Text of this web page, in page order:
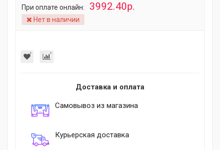
При оплате онлайн: 3992.40р.
Нет в наличии
Доставка и оплата
Самовывоз из магазина
Курьерская доставка